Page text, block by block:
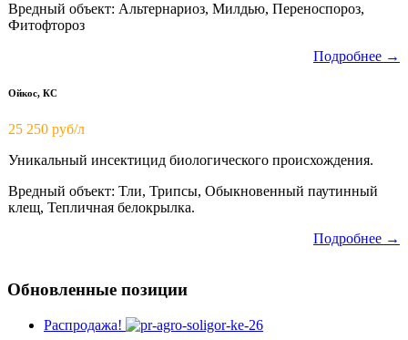
Вредный объект: Альтернариоз, Милдью, Переноспороз,
Фитофтороз
Подробнее →
Ойкос, КС
25 250 руб/л
Уникальный инсектицид биологического происхождения.
Вредный объект: Тли, Трипсы, Обыкновенный паутинный
клещ, Тепличная белокрылка.
Подробнее →
Обновленные позиции
Распродажа!